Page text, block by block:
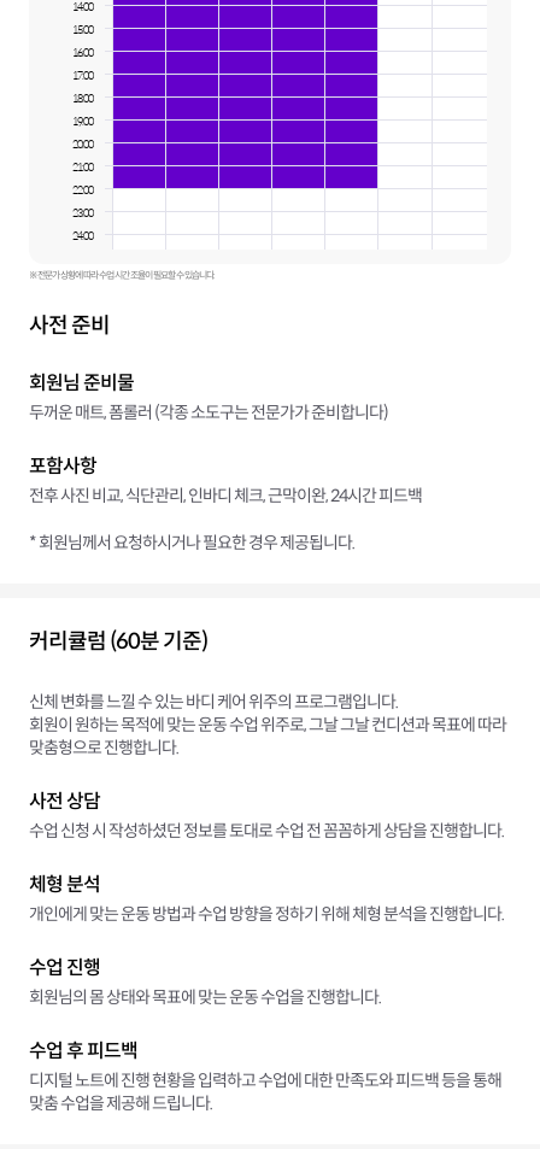
14:00
15:00
16:00
17:00
18:00
19:00
20:00
21:00
22:00
23:00
24:00
※ 전문가 상황에 따라 수업 시간 조율이 필요할 수 있습니다.
사전 준비
회원님 준비물
두꺼운 매트, 폼롤러 (각종 소도구는 전문가가 준비합니다)
포함사항
전후 사진 비교, 식단관리, 인바디 체크, 근막이완, 24시간 피드백
* 회원님께서 요청하시거나 필요한 경우 제공됩니다.
커리큘럼 (60분 기준)
신체 변화를 느낄 수 있는 바디 케어 위주의 프로그램입니다.
회원이 원하는 목적에 맞는 운동 수업 위주로, 그날 그날 컨디션과 목표에 따라
맞춤형으로 진행합니다.
사전 상담
수업 신청 시 작성하셨던 정보를 토대로 수업 전 꼼꼼하게 상담을 진행합니다.
체형 분석
개인에게 맞는 운동 방법과 수업 방향을 정하기 위해 체형 분석을 진행합니다.
수업 진행
회원님의 몸 상태와 목표에 맞는 운동 수업을 진행합니다.
수업 후 피드백
디지털 노트에 진행 현황을 입력하고 수업에 대한 만족도와 피드백 등을 통해
맞춤 수업을 제공해 드립니다.